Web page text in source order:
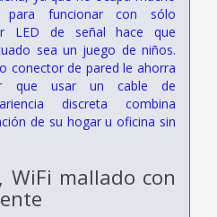
funcionar con sólo
LED de señal hace que
sea un juego de niños.
conector de pared le ahorra
que usar un cable de
discreta combina
de su hogar u oficina sin
WiFi mallado con